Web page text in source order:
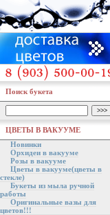
Поиск букета
ЦВЕТЫ В ВАКУУМЕ
Новинки
Орхидеи в вакууме
Розы в вакууме
Цветы в вакууме(цветы в
стекле)
Букеты из мыла ручной
работы
Оригинальные вазы для
цветов!!!